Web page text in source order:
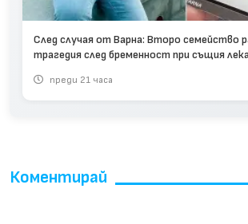
След случая от Варна: Второ семейство
трагедия след бременност при същия
преди 21 часа
Коментирай